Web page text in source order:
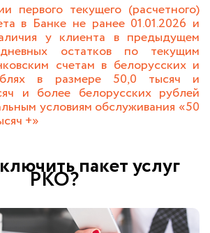
первого текущего (расчетного)
в Банке не ранее 01.01.2026 и
у клиента в предыдущем
остатков по текущим
счетам в белорусских и
в размере 50,0 тысяч и
и более белорусских рублей
условиям обслуживания «50
+»
пакет услуг
РКО?